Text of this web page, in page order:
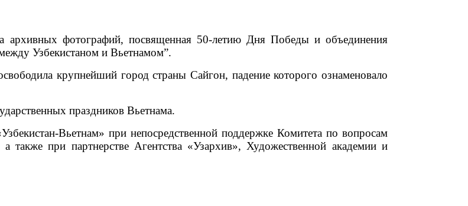
архивных фотографий, посвященная 50-летию Дня Победы и объединения
Узбекистаном и Вьетнамом”.
крупнейший город страны Сайгон, падение которого ознаменовало
праздников Вьетнама.
Вьетнам» при непосредственной поддержке Комитета по вопросам
при партнерстве Агентства «Узархив», Художественной академии и